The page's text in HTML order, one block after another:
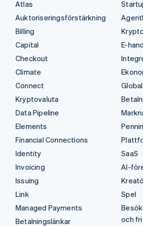
Atlas
Auktoriseringsförstärkning
Billing
Capital
Checkout
Climate
Connect
Kryptovaluta
Data Pipeline
Elements
Financial Connections
Identity
Invoicing
Issuing
Link
Managed Payments
Betalningslänkar
E-
SaaS
AI-
Spel
och